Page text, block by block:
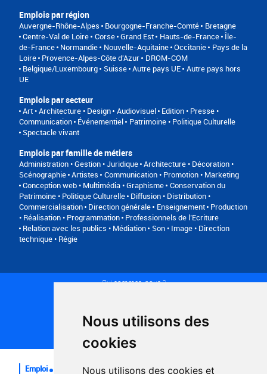
Nous utilisons des
cookies
Nous utilisons des cookies et
Emplois par région
Auvergne-Rhône-Alpes Bourgogne-Franche-Comté
Bretagne
Centre-Val de Loire Corse Grand Est Hauts-de-France Île-
de-France Normandie Nouvelle-Aquitaine Occitanie
Pays de la
Loire Provence-Alpes-Côte d'Azur
DROM-COM
Belgique/Luxembourg
Suisse Autre pays UE Autre pays hors
UE
Emplois par secteur
Art • Architecture • Design Audiovisuel Edition • Presse •
Communication Événementiel
Patrimoine • Politique Culturelle
Spectacle vivant
Emplois par famille de métiers
Administration • Gestion • Juridique Architecture • Décoration •
Scénographie Artistes
Communication • Promotion • Marketing
Conception web • Multimédia • Graphisme Conservation du
Patrimoine • Politique Culturelle Diffusion • Distribution •
Commercialisation Direction générale Enseignement Production
• Réalisation • Programmation Professionnels de l’Ecriture
Relation avec les publics • Médiation
Son • Image • Direction
technique • Régie
Qui sommes-nous ?
Plan du site
FAQ recruteurs
FAQ
Emploi